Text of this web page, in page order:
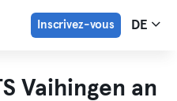
Inscrivez-vous DE
Vaihingen an